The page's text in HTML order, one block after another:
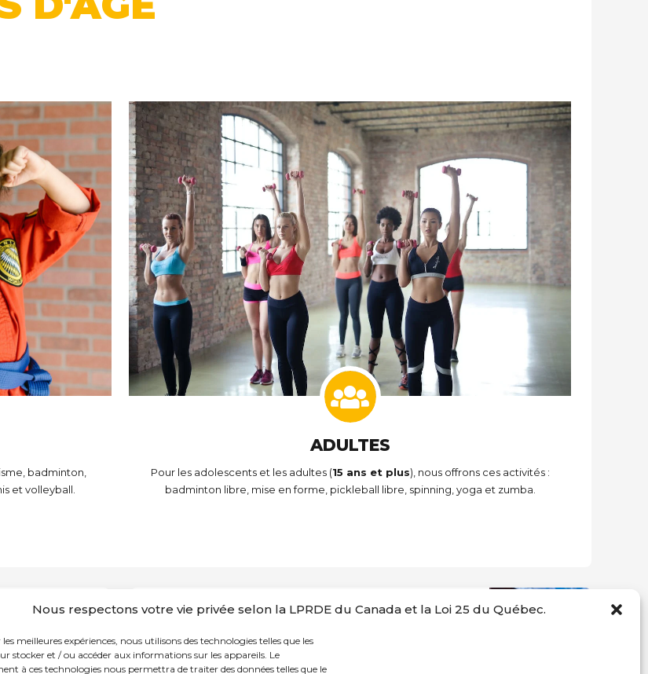
Nous respectons votre vie privée selon la LPRDE du Canada et la Loi 25 du Québec.
meilleures expériences, nous utilisons des technologies telles que les
stocker et / ou accéder aux informations sur les appareils. Le
à ces technologies nous permettra de traiter des données telles que le
badminton,
et volleyball.
ADULTES
Pour les adolescents et les adultes (15 ans et plus), nous offrons ces activités :
badminton libre, mise en forme, pickleball libre, spinning, yoga et zumba.
SUIVANT